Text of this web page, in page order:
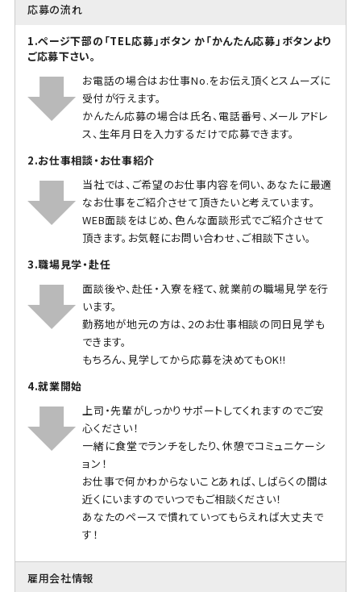
応募の流れ
1.ページ下部の「TEL応募」ボタン か「かんたん応募」ボタンより
ご応募下さい。
お電話の場合はお仕事No.をお伝え頂くとスムーズに
受付が行えます。
かんたん応募の場合は氏名、電話番号、メールアドレ
ス、生年月日を入力するだけで応募できます。
2.お仕事相談・お仕事紹介
当社では、ご希望のお仕事内容を伺い、あなたに最適
なお仕事をご紹介させて頂きたいと考えています。
WEB面談をはじめ、色んな面談形式でご紹介させて
頂きます。お気軽にお問い合わせ、ご相談下さい。
3.職場見学・赴任
面談後や、赴任・入寮を経て、就業前の職場見学を行
います。
勤務地が地元の方は、2のお仕事相談の同日見学も
できます。
もちろん、見学してから応募を決めてもOK!!
4.就業開始
上司・先輩がしっかりサポートしてくれますのでご安
心ください！
一緒に食堂でランチをしたり、休憩でコミュニケーシ
ョン！
お仕事で何かわからないことあれば、しばらくの間は
近くにいますのでいつでもご相談ください！
あなたのペースで慣れていってもらえれば大丈夫で
す！
雇用会社情報